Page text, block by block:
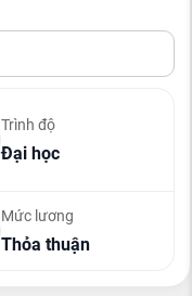
Trình độ
Đại học
Mức lương
Thỏa thuận